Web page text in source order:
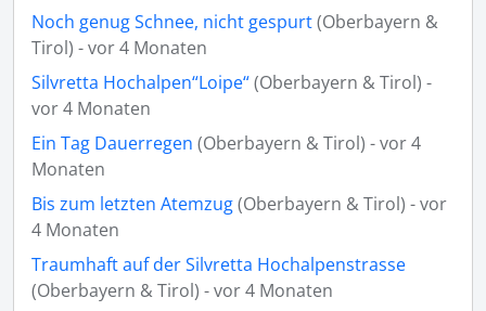
Noch genug Schnee, nicht gespurt(Oberbayern &
Tirol) - vor 4 Monaten
Silvretta Hochalpen“Loipe“(Oberbayern & Tirol) -
vor 4 Monaten
Ein Tag Dauerregen (Oberbayern & Tirol) - vor 4
Monaten
Bis zum letzten Atemzug(Oberbayern & Tirol) - vor
4 Monaten
Traumhaft auf der Silvretta Hochalpenstrasse
(Oberbayern & Tirol) - vor 4 Monaten